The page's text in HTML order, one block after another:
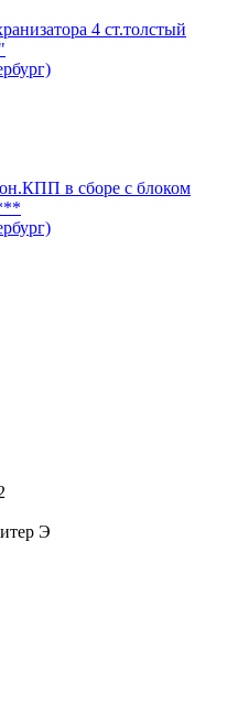
4 ст.толстый
в сборе с блоком
Э